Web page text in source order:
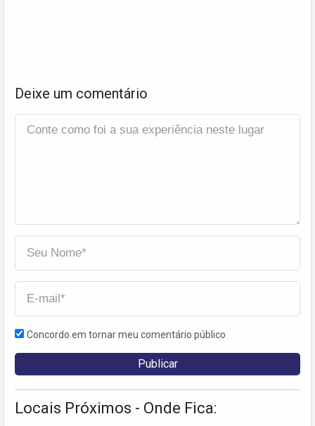
Deixe um comentário
Concordo em tornar meu comentário público
Locais Próximos - Onde Fica: